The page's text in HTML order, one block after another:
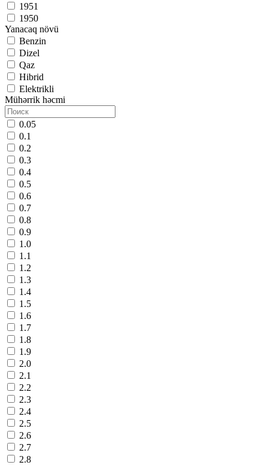
1951
1950
Yanacaq növü
Benzin
Dizel
Qaz
Hibrid
Elektrikli
Mühərrik həcmi
0.05
0.1
0.2
0.3
0.4
0.5
0.6
0.7
0.8
0.9
1.0
1.1
1.2
1.3
1.4
1.5
1.6
1.7
1.8
1.9
2.0
2.1
2.2
2.3
2.4
2.5
2.6
2.7
2.8